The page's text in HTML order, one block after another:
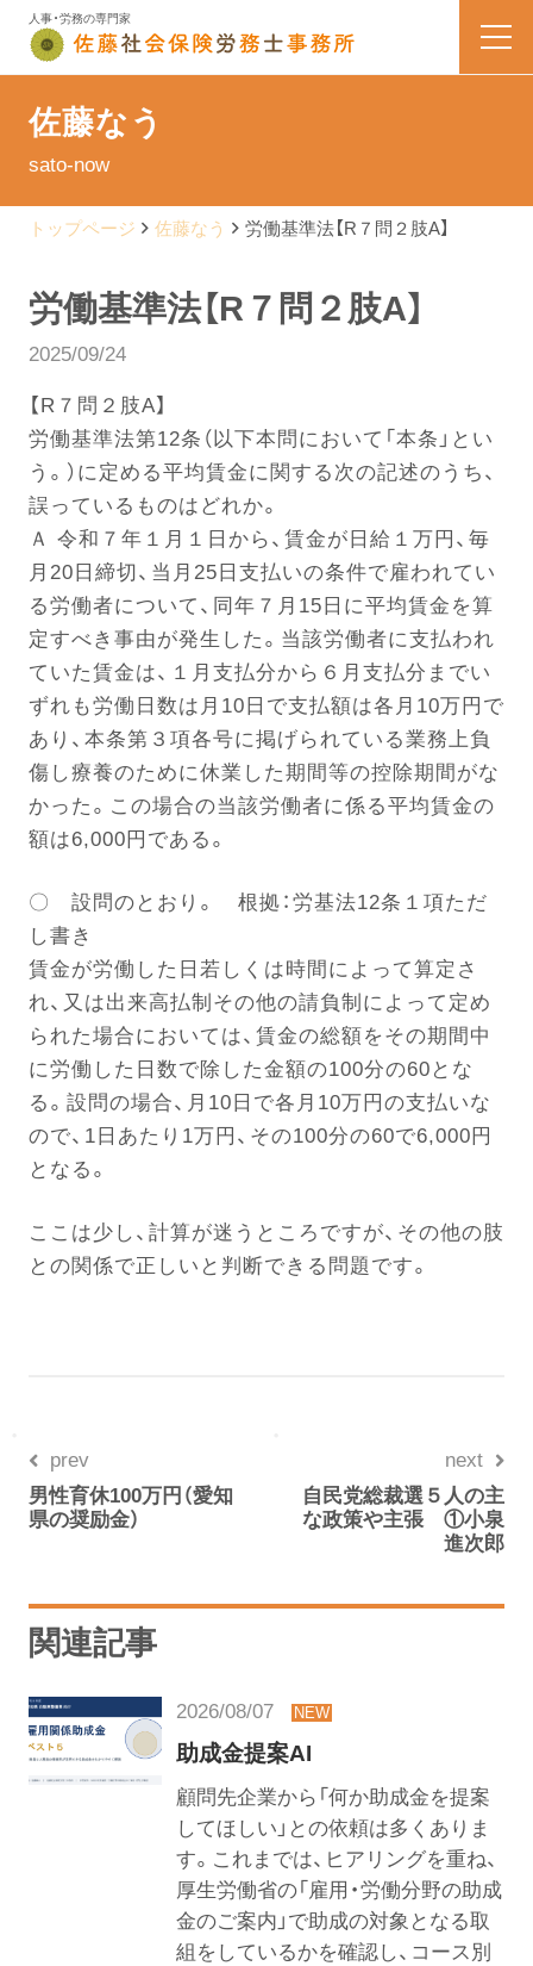
人事・労務の専門家
料金表
お問い合わせ
佐藤なう
電話する
佐藤なう
sato-now
トップページ 佐藤なう 労働基準法【R７問２肢A】
労働基準法【R７問２肢A】
2025/09/24
【R７問２肢A】
労働基準法第12条（以下本問において「本条」とい
う。）に定める平均賃金に関する次の記述のうち、
誤っているものはどれか。
Ａ 令和７年１月１日から、賃金が日給１万円、毎
月20日締切、当月25日支払いの条件で雇われてい
る労働者について、同年７月15日に平均賃金を算
定すべき事由が発生した。当該労働者に支払われ
ていた賃金は、１月支払分から６月支払分までい
ずれも労働日数は月10日で支払額は各月10万円で
あり、本条第３項各号に掲げられている業務上負
傷し療養のために休業した期間等の控除期間がな
かった。この場合の当該労働者に係る平均賃金の
額は6,000円である。
〇 設問のとおり。 根拠：労基法12条１項ただ
し書き
賃金が労働した日若しくは時間によって算定さ
れ、又は出来高払制その他の請負制によって定め
られた場合においては、賃金の総額をその期間中
に労働した日数で除した金額の100分の60とな
る。設問の場合、月10日で各月10万円の支払いな
ので、1日あたり1万円、その100分の60で6,000円
となる。
ここは少し、計算が迷うところですが、その他の肢
との関係で正しいと判断できる問題です。
prev
男性育休100万円（愛知
県の奨励金）
next
自民党総裁選５人の主
な政策や主張 ①小泉
進次郎
関連記事
2026/08/07
助成金提案AI
顧問先企業から「何か助成金を提案
してほしい」との依頼は多くありま
す。これまでは、ヒアリングを重ね、
厚生労働省の「雇用・労働分野の助成
金のご案内」で助成の対象となる取
組をしているかを確認し、コース別